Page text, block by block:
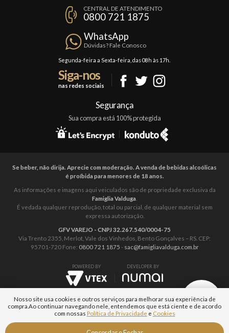
Política de Privacidade
Trocas e Devoluções
Formas de Pagamento
CENTRAL DE ATENDIMENTO
0800 721 1875
WhatsApp
Dúvidas? Fale Conosco
Segunda-feira a Sexta-feira, das 08h às 17h.
Siga-nos
nas redes sociais
Segurança
Sua compra está 100% protegida
Se beber, não dirija. Aprecie com moderação. A venda de bebidas alcoólicas
é proíbida para menores de 18 anos.
As informações e imagens aqui veiculados são de propriedade exclusiva da
Famiglia Valduga
É vedada qualquer reprodução, total ou parcial, de qualquer material sem
expressa autorização.
GFV VAREJO - CNPJ 32.267.540/0004-75
Via Trento 2355, Merlot, Vale dos Vinhedos, Bento Gonçalves – RS. CEP:
95701-720 Fone: 0800 721 1875 - sac@famigliavalduga.com.br
POWERED BY DEVELOPER BY
Nosso site usa cookies e outros serviços para melhorar sua experiência de
compra. Ao continuar navegando nele, entendemos que está ciente e de acordo
com nossas Política de Privacidade e Cookies